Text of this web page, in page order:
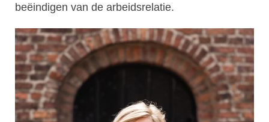
beëindigen van de arbeidsrelatie.